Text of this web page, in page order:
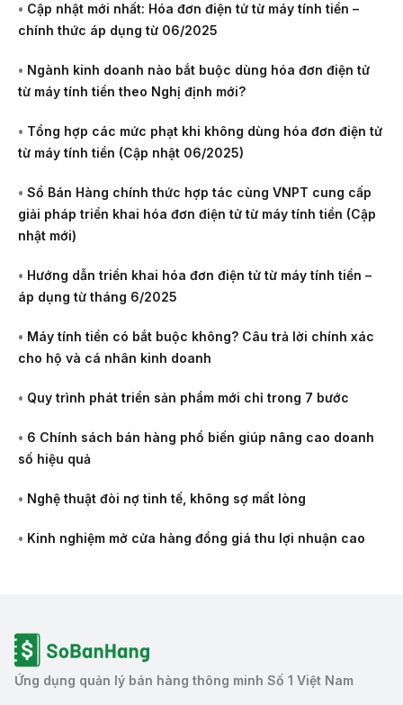
• Cập nhật mới nhất: Hóa đơn điện tử từ máy tính tiền –
chính thức áp dụng từ 06/2025
• Ngành kinh doanh nào bắt buộc dùng hóa đơn điện tử
từ máy tính tiền theo Nghị định mới?
• Tổng hợp các mức phạt khi không dùng hóa đơn điện tử
từ máy tính tiền (Cập nhật 06/2025)
• Sổ Bán Hàng chính thức hợp tác cùng VNPT cung cấp
giải pháp triển khai hóa đơn điện tử từ máy tính tiền (Cập
nhật mới)
• Hướng dẫn triển khai hóa đơn điện tử từ máy tính tiền –
áp dụng từ tháng 6/2025
• Máy tính tiền có bắt buộc không? Câu trả lời chính xác
cho hộ và cá nhân kinh doanh
• Quy trình phát triển sản phẩm mới chỉ trong 7 bước
• 6 Chính sách bán hàng phổ biến giúp nâng cao doanh
số hiệu quả
• Nghệ thuật đòi nợ tinh tế, không sợ mất lòng
• Kinh nghiệm mở cửa hàng đồng giá thu lợi nhuận cao
Ứng dụng quản lý bán hàng thông minh Số 1 Việt Nam